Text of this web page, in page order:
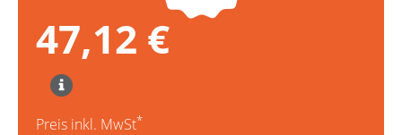
47,12 €
Preis inkl. MwSt*